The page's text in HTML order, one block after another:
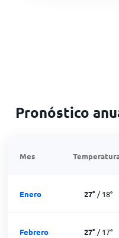
Pronóstico
Mes
Enero 27° /18°
Febrero 27° /17°